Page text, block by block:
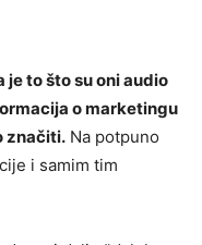
je to što su oni audio
o marketingu
značiti. Na potpuno
i samim tim